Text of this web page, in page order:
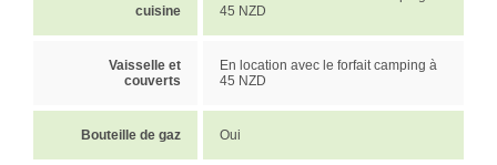
cuisine
45 NZD
Vaisselle et
couverts
En location avec le forfait camping à
45 NZD
Bouteille de gaz Oui